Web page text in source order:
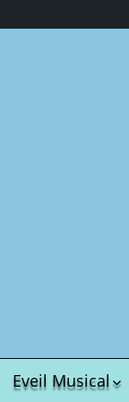
Eveil Musical